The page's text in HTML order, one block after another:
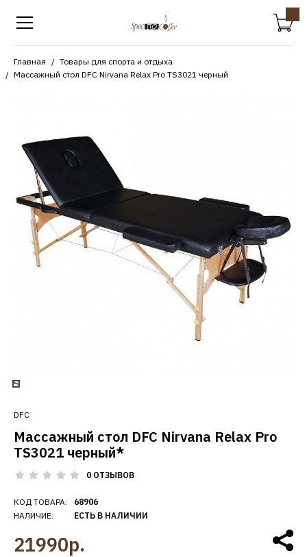
Главная
Товары для спорта и отдыха
Массажный стол DFC Nirvana Relax Pro TS3021 черный
DFC
Массажный стол DFC Nirvana Relax Pro
TS3021 черный*
0 ОТЗЫВОВ
КОД ТОВАРА:
НАЛИЧИЕ:
68906
ЕСТЬ В НАЛИЧИИ
21990р.